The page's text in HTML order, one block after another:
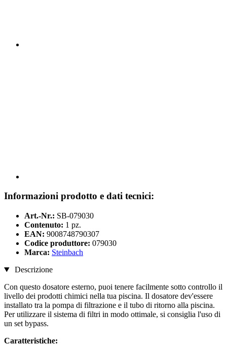
Informazioni prodotto e dati tecnici:
Art.-Nr.: SB-079030
Contenuto: 1 pz.
EAN: 9008748790307
Codice produttore: 079030
Marca: Steinbach
Descrizione
Con questo dosatore esterno, puoi tenere facilmente sotto controllo il
livello dei prodotti chimici nella tua piscina. Il dosatore dev'essere
installato tra la pompa di filtrazione e il tubo di ritorno alla piscina.
Per utilizzare il sistema di filtri in modo ottimale, si consiglia l'uso di
un set bypass.
Caratteristiche: